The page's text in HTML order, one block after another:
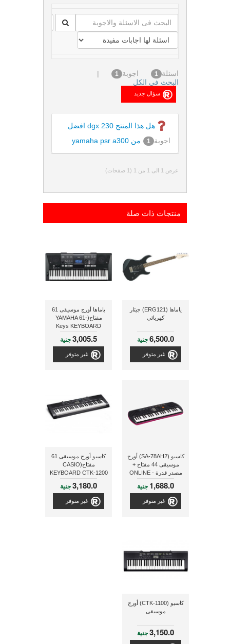
اسئلة 1 اجوبة 1
|
البحث فى الكل
هل هذا المنتج dgx 230 افضل
من yamaha psr a300
اجوبة 1
عرض 1 الى 1 من 1 (1 صفحات)
منتجات ذات صلة
ياماها (ERG121) جيتار
كهربائي
6,500.0جنية
غير متوفر
ياماها أورج موسيقى 61
مفتاح(YAMAHA 61-
Keys KEYBOARD
PSRE423+PA3)
3,005.5جنية
غير متوفر
كاسيو (SA-78AH2) أورج
موسيقى 44 مفتاح +
مصدر قدرة - ONLINE
1,688.0 جنية
غير متوفر
كاسيو أورج موسيقى 61
مفتاح(CASIO
KEYBOARD CTK-1200
61 piano-style
keys+ADPTOR)
3,180.0جنية
غير متوفر
كاسيو (CTK-1100) أورج
موسيقى
3,150.0جنية